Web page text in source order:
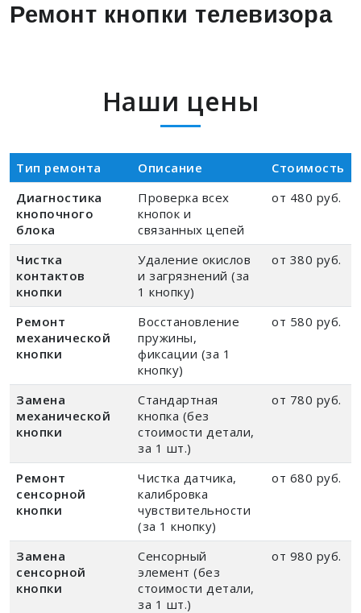
Ремонт кнопки телевизора
Наши цены
Тип ремонта Описание
Стоимость
Диагностика
кнопочного
блока
Проверка всех
кнопок и
связанных цепей
от 480 руб.
Чистка
контактов
кнопки
Удаление окислов
и загрязнений (за
1 кнопку)
от 380 руб.
Ремонт
механической
кнопки
Восстановление
пружины,
фиксации (за 1
кнопку)
от 580 руб.
Замена
механической
кнопки
Стандартная
кнопка (без
стоимости детали,
за 1 шт.)
от 780 руб.
Ремонт
сенсорной
кнопки
Чистка датчика,
калибровка
чувствительности
(за 1 кнопку)
от 680 руб.
Замена
сенсорной
кнопки
Сенсорный
элемент (без
стоимости детали,
за 1 шт.)
от 980 руб.